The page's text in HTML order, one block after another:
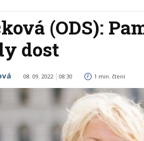
(ODS):
dost
08. 09. 2022 08:30 1 min. čtení